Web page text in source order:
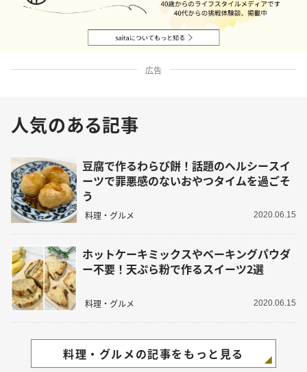
広告
人気のある記事
豆腐で作るわらび餅！話題のヘルシースイ
ーツで罪悪感のないおやつタイムを過ごそ
う
料理・グルメ 2020.06.15
ホットケーキミックスやベーキングパウダ
ー不要！天ぷら粉で作るスイーツ2選
料理・グルメ 2020.06.15
料理・グルメの記事をもっと見る